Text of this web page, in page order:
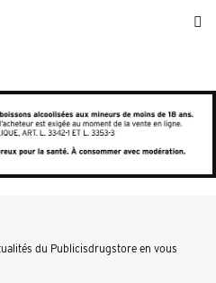
du Publicisdrugstore en vous